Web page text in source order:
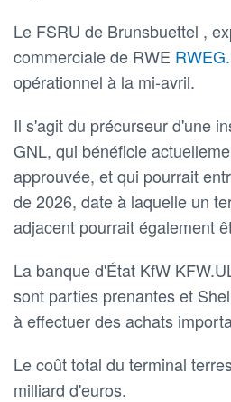
Le FSRU de Brunsbuettel ,
commerciale de RWE
opérationnel à la mi-avril.
Il s'agit du précurseur d'une
GNL, qui bénéficie
approuvée, et qui pourrait
de 2026, date à laquelle un
adjacent pourrait également
La banque d'État KfW
sont parties prenantes et
à effectuer des achats
Le coût total du terminal
milliard d'euros.